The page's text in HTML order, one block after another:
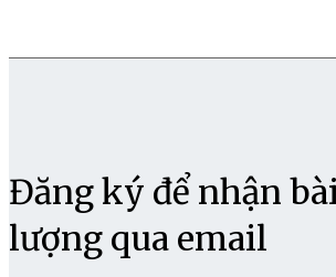
Đăng ký để nhận
lượng qua email